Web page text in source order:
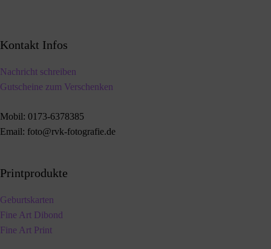
Kontakt Infos
Nachricht schreiben
Gutscheine zum Verschenken
Mobil: 0173-6378385
Email: foto@rvk-fotografie.de
Printprodukte
Geburtskarten
Fine Art Dibond
Fine Art Print